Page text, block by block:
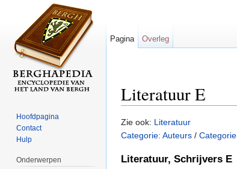
Literatuur E
Zie ook: Literatuur
Categorie: Auteurs /
Literatuur, Schrijvers E
Pagina Overleg
Hoofdpagina
Contact
Hulp
Onderwerpen